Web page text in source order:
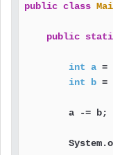
public class
public
int a =
int
b =
a